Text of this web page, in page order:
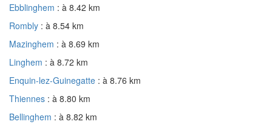
Ebblinghem : à 8.42 km
Rombly : à 8.54 km
Mazinghem : à 8.69 km
Linghem : à 8.72 km
Enquin-lez-Guinegatte : à 8.76 km
Thiennes : à 8.80 km
Bellinghem : à 8.82 km